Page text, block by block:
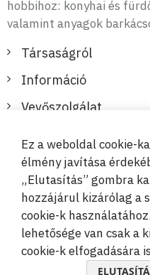
hobbihoz: konyhai és
valamint anyagok
Társaságról
Információ
Vevőszolgálat
Biztonságos és
© 2019-
Ez a weboldal cookie-
élmény javítása
„Elutasítás” gombra
hozzájárul kizárólag a
cookie-k
lehetősége van csak a
cookie-k elfogadására